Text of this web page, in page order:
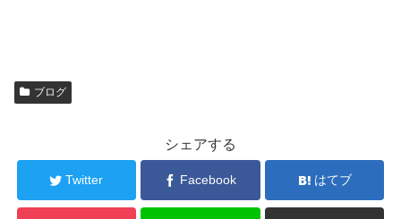
ブログ
シェアする
Twitter Facebook はてブ